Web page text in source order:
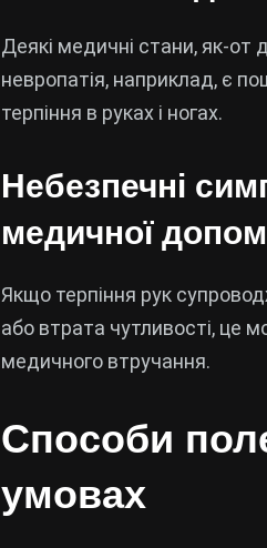
Деякі медичні стани, як-от
невропатія, наприклад, є
терпіння в руках і ногах.
Небезпечні
медичної
Якщо терпіння рук
або втрата чутливості, це
медичного втручання.
Способи
умовах